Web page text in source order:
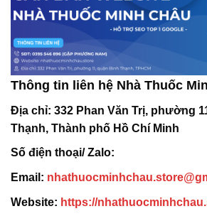
Thông tin liên hệ Nhà Thuốc
Địa chỉ: 332 Phan Văn Trị, phường
Thạnh, Thành phố Hồ Chí Minh
Số điện thoại/ Zalo:
Email:
Website: https://